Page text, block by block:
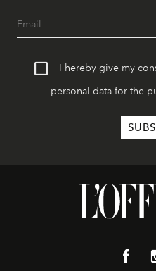
I hereby give my
personal data for the